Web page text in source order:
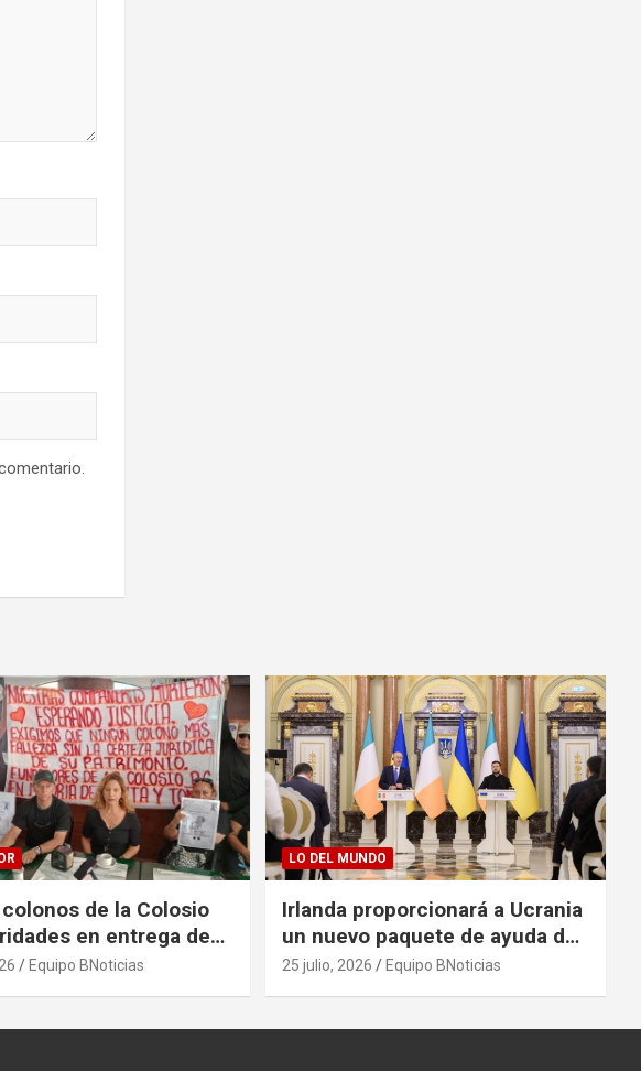
de la Colosio
en entrega de
Equipo BNoticias
LO DEL MUNDO
Irlanda proporcionará a Ucrania
un nuevo paquete de ayuda de
125 millones de euros
25 julio, 2026 Equipo BNoticias